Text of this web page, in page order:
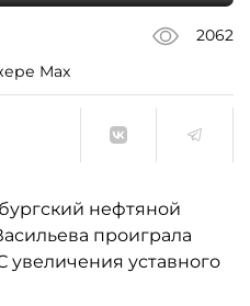
2062
Max
нефтяной
проиграла
уставного